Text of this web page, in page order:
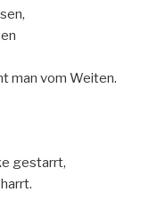
man vom Weiten.
gestarrt,